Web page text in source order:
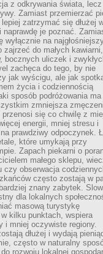
z odkrywania świata, lecz
Zamiast przemierzać
zatrzymać się dłużej
naprawdę je poznać.
wyłącznie na
zajrzeć do małych kawiarni,
bocznych uliczek i
zachęca do tego, by nie
jak wyścigu, ale jak
życia i codziennością
sposób podróżowania ma
zmniejsza
przenosi się co chwilę z
energii, mniej stresu i
prawdziwy odpoczynek.
które umykają przy
Zapach piekarni o
małego sklepu,
czy obserwacja
często zostają w
znany zabytek.
dla lokalnych
masową turystykę
kilku punktach, wspiera
i mniej oczywiste regiony.
dłużej i wydają
często w naturalny
rozwoju lokalnej